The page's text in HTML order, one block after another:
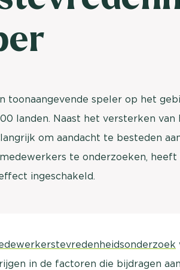
Naamsbekendheidonderzoek
Usage & attitude onderzoek
UX-onderzoek
Bekijk meer >
toonaangevende speler op het
landen. Naast het versterken van
om aandacht te besteden
te onderzoeken, heeft
ingeschakeld.
in de factoren die bijdragen